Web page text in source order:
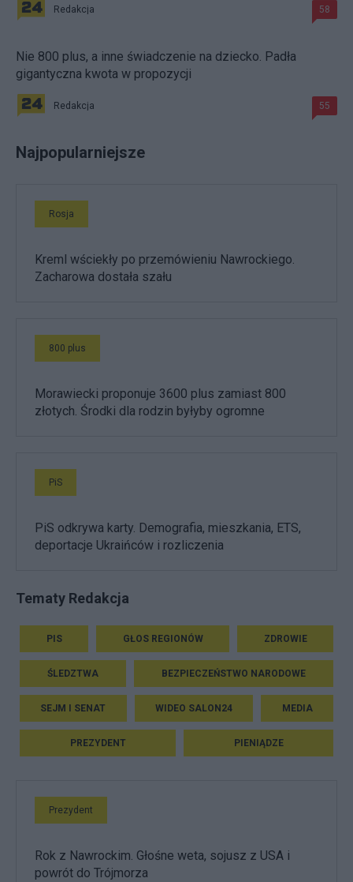
Redakcja 58
Nie 800 plus, a inne świadczenie na dziecko. Padła
gigantyczna kwota w propozycji
Redakcja 55
Najpopularniejsze
Rosja
Kreml wściekły po przemówieniu Nawrockiego.
Zacharowa dostała szału
800 plus
Morawiecki proponuje 3600 plus zamiast 800
złotych. Środki dla rodzin byłyby ogromne
PiS
PiS odkrywa karty. Demografia, mieszkania, ETS,
deportacje Ukraińców i rozliczenia
Tematy Redakcja
PIS GŁOS REGIONÓW ZDROWIE
ŚLEDZTWA BEZPIECZEŃSTWO NARODOWE
SEJM I SENAT WIDEO SALON24 MEDIA
PREZYDENT PIENIĄDZE
Prezydent
Rok z Nawrockim. Głośne weta, sojusz z USA i
powrót do Trójmorza